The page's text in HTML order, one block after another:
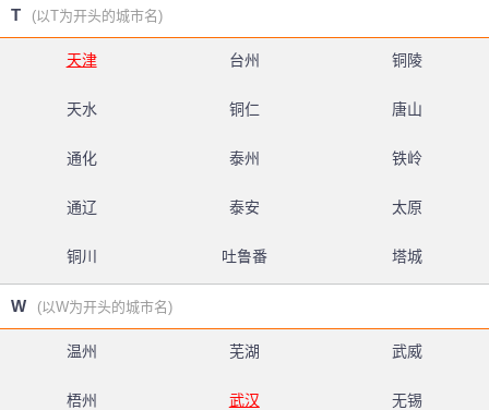
T (以T为开头的城市名)
天津 台州 铜陵
天水 铜仁 唐山
通化 泰州 铁岭
通辽 泰安 太原
铜川 吐鲁番 塔城
W (以W为开头的城市名)
温州 芜湖 武威
梧州 武汉 无锡